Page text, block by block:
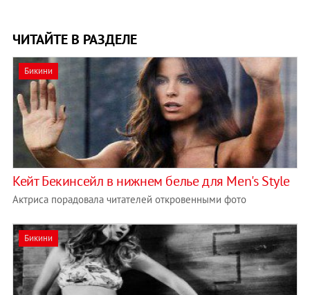
ЧИТАЙТЕ В РАЗДЕЛЕ
Бикини
Кейт Бекинсейл в нижнем белье для Men's Style
Актриса порадовала читателей откровенными фото
Бикини